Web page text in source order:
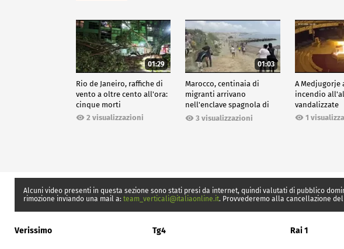
01:29
Rio de Janeiro, raffiche di
vento a oltre cento all'ora:
cinque morti
2 visualizzazioni
01:03
Marocco, centinaia di
migranti arrivano
nell'enclave spagnola di
Ceuta3 visualizzazioni
A Medjugorje
incendio
vandalizzate
1
Alcuni video presenti in questa sezione sono stati presi da internet, quindi valutati di pubblico
rimozione inviando una mail a: team_verticali@italiaonline.it. Provvederemo alla cancellazione
Verissimo Tg4 Rai 1